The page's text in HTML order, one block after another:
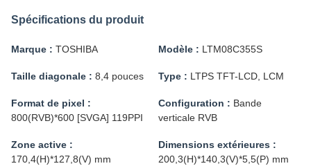
Spécifications du produit
Marque : TOSHIBA Modèle : LTM08C355S
Taille diagonale : 8,4 pouces Type : LTPS TFT-LCD, LCM
Format de pixel :
800(RVB)*600 [SVGA] 119PPI
Configuration : Bande
verticale RVB
Zone active :
170,4(H)*127,8(V) mm
Dimensions extérieures :
200,3(H)*140,3(V)*5,5(P) mm